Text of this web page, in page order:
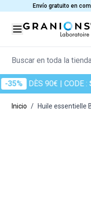
Ir al contenidoEnvío gratuito en
Buscar en toda la
DÈS 90€| CODE :
Inicio / Huile essentielle